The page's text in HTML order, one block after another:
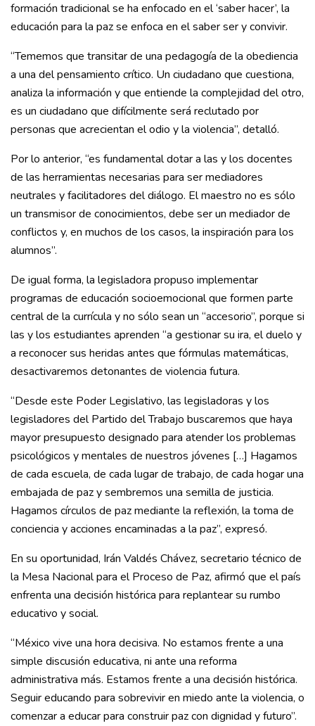
formación tradicional se ha enfocado en el ‘saber hacer’, la
educación para la paz se enfoca en el saber ser y convivir.
“Tememos que transitar de una pedagogía de la obediencia
a una del pensamiento crítico. Un ciudadano que cuestiona,
analiza la información y que entiende la complejidad del otro,
es un ciudadano que difícilmente será reclutado por
personas que acrecientan el odio y la violencia”, detalló.
Por lo anterior, “es fundamental dotar a las y los docentes
de las herramientas necesarias para ser mediadores
neutrales y facilitadores del diálogo. El maestro no es sólo
un transmisor de conocimientos, debe ser un mediador de
conflictos y, en muchos de los casos, la inspiración para los
alumnos”.
De igual forma, la legisladora propuso implementar
programas de educación socioemocional que formen parte
central de la currícula y no sólo sean un “accesorio”, porque si
las y los estudiantes aprenden “a gestionar su ira, el duelo y
a reconocer sus heridas antes que fórmulas matemáticas,
desactivaremos detonantes de violencia futura.
“Desde este Poder Legislativo, las legisladoras y los
legisladores del Partido del Trabajo buscaremos que haya
mayor presupuesto designado para atender los problemas
psicológicos y mentales de nuestros jóvenes […] Hagamos
de cada escuela, de cada lugar de trabajo, de cada hogar una
embajada de paz y sembremos una semilla de justicia.
Hagamos círculos de paz mediante la reflexión, la toma de
conciencia y acciones encaminadas a la paz”, expresó.
En su oportunidad, Irán Valdés Chávez, secretario técnico de
la Mesa Nacional para el Proceso de Paz, afirmó que el país
enfrenta una decisión histórica para replantear su rumbo
educativo y social.
“México vive una hora decisiva. No estamos frente a una
simple discusión educativa, ni ante una reforma
administrativa más. Estamos frente a una decisión histórica.
Seguir educando para sobrevivir en miedo ante la violencia, o
comenzar a educar para construir paz con dignidad y futuro”.